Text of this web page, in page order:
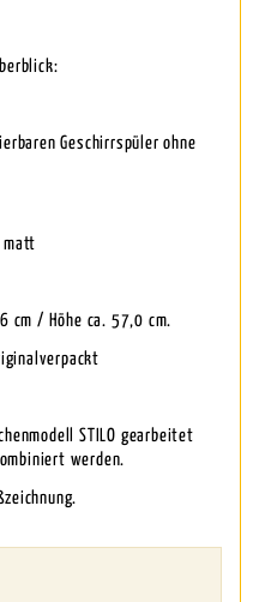
Geschirrspüler ohne
matt
cm / Höhe ca. 57,0 cm.
STILO gearbeitet
werden.